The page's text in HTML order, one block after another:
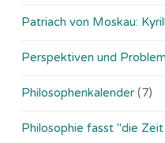
Patriach von Moskau:
Perspektiven und
Philosophenkalender (7)
Philosophie fasst "die